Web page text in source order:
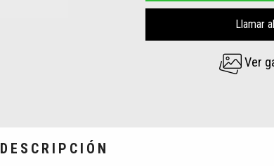
Llamar
Ver
DESCRIPCIÓN